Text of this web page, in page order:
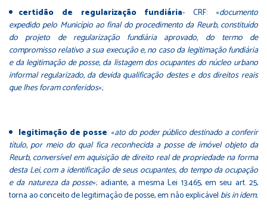
certidão de regularização fundiária- CRF: «documento
expedido pelo Município ao final do procedimento da Reurb, constituído
do projeto de regularização fundiária aprovado, do termo de
compromisso relativo a sua execução e, no caso da legitimação fundiária
e da legitimação de posse, da listagem dos ocupantes do núcleo urbano
informal regularizado, da devida qualificação destes e dos direitos reais
que lhes foram conferidos»;
legitimação de posse: «ato do poder público destinado a conferir
título, por meio do qual fica reconhecida a posse de imóvel objeto da
Reurb, conversível em aquisição de direito real de propriedade na forma
desta Lei, com a identificação de seus ocupantes, do tempo da ocupação
e da natureza da posse»; adiante, a mesma Lei 13.465, em seu art. 25,
torna ao conceito de legitimação de posse, em não explicável bis in idem;